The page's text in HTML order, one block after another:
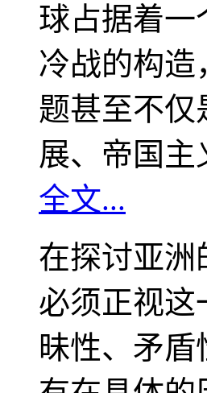
球占据着一
冷战的构
题甚至不
展、帝国
全文...
在探讨亚洲
必须正视这
昧性、矛